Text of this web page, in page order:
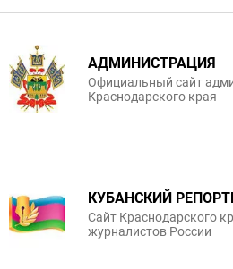
АДМИНИСТРАЦИЯ
Официальный сайт
Краснодарского края
КУБАНСКИЙ
Сайт Краснодарского
журналистов России